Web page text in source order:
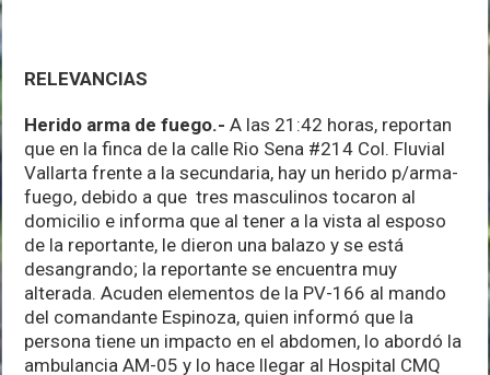
RELEVANCIAS
Herido arma de fuego.- A las 21:42 horas, reportan
que en la finca de la calle Rio Sena #214 Col. Fluvial
Vallarta frente a la secundaria, hay un herido p/arma-
fuego, debido a que tres masculinos tocaron al
domicilio e informa que al tener a la vista al esposo
de la reportante, le dieron una balazo y se está
desangrando; la reportante se encuentra muy
alterada. Acuden elementos de la PV-166 al mando
del comandante Espinoza, quien informó que la
persona tiene un impacto en el abdomen, lo abordó la
ambulancia AM-05 y lo hace llegar al Hospital CMQ